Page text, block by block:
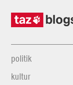
politik
kultur